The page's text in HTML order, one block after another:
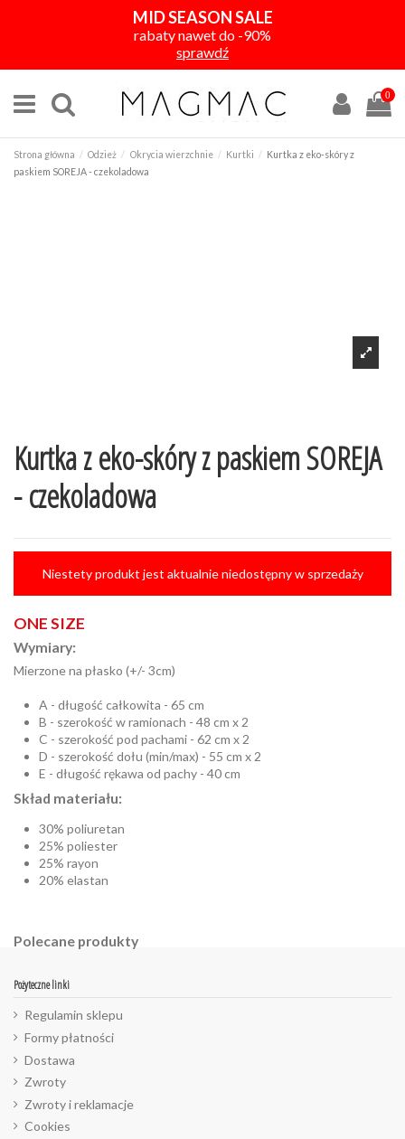
MID SEASON SALE
rabaty nawet do -90%
sprawdź
0
Strona główna Odzież Okrycia wierzchnie Kurtki
Kurtka z eko-skóry z
paskiem SOREJA - czekoladowa
Kurtka z eko-skóry z paskiem SOREJA
- czekoladowa
Niestety produkt jest aktualnie niedostępny w sprzedaży
ONE SIZE
Wymiary:
Mierzone na płasko (+/- 3cm)
A - długość całkowita - 65 cm
B - szerokość w ramionach - 48 cm x 2
C - szerokość pod pachami - 62 cm x 2
D - szerokość dołu (min/max) - 55 cm x 2
E - długość rękawa od pachy - 40 cm
Skład materiału:
30% poliuretan
25% poliester
25% rayon
20% elastan
Polecane produkty
Pożyteczne linki
Regulamin sklepu
Formy płatności
Dostawa
Zwroty
Zwroty i reklamacje
Cookies